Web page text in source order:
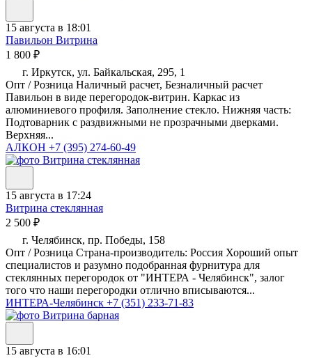
15 августа в 18:01
Павильон Витрина
1 800 ₽
г. Иркутск, ул. Байкальская, 295, 1
Опт / Розница Наличный расчет, Безналичный расчет
Павильон в виде перегородок-витрин. Каркас из
алюминиевого профиля. Заполнение стекло. Нижняя часть:
Подтоварник с раздвижными не прозрачными дверками.
Верхняя...
АЛКОН +7 (395) 274-60-49
15 августа в 17:24
Витрина стеклянная
2 500 ₽
г. Челябинск, пр. Победы, 158
Опт / Розница Страна-производитель: Россия Хороший опыт
специалистов и разумно подобранная фурнитура для
стеклянных перегородок от "ИНТЕРА - Челябинск", залог
того что наши перегородки отлично вписываются...
ИНТЕРА-Челябинск +7 (351) 233-71-83
15 августа в 16:01